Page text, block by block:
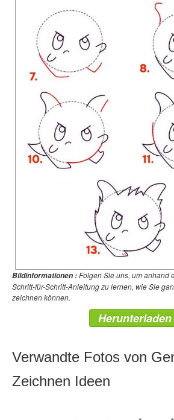
Bildinformationen :Folgen Sie uns, um anhand
Schritt-für-Schritt-Anleitung zu lernen, wie Sie
zeichnen können.
Herunterladen
Verwandte Fotos von
Zeichnen Ideen